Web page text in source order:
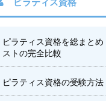
ピラティス資格
ピラティス資格を総まと
ストの完全比較
ピラティス資格の受験方